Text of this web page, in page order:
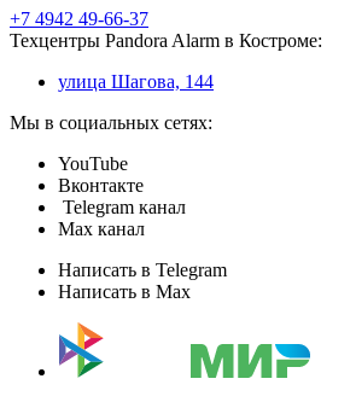
+7 4942 49-66-37
Техцентры Pandora Alarm в Костроме:
улица Шагова, 144
Мы в социальных сетях:
YouTube
Вконтакте
Telegram канал
Max канал
Написать в Telegram
Написать в Max